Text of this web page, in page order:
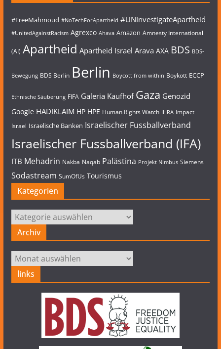
#FreeMahmoud #NoTechForApartheid #UNInvestigateApartheid
#UnitedAgainstRacism Agrexco Ahava Amazon Amnesty International
(AI) Apartheid Apartheid Israel Arava AXA BDS BDS-
Bewegung BDS Berlin Berlin Boycott from within Boykott ECCP
Ethnische Säuberung FIFA Galeria Kaufhof Gaza Genozid
Google HADIKLAIM HP HPE Human Rights Watch IHRA Impact
Israel Israelische Banken Israelischer Fussballverband
Israelischer Fussballverband (IFA)
ITB Mehadrin Nakba Naqab Palästina Projekt Nimbus Siemens
Sodastream SumOfUs Tourismus
Kategorien
Kategorien
Archiv
Archiv
links